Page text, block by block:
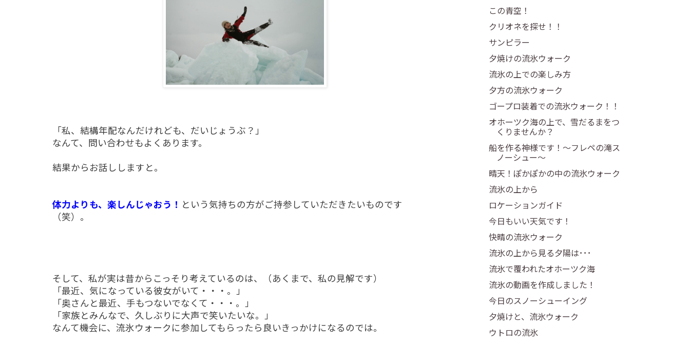
「私、結構年配なんだけれども、だいじょうぶ？」
なんて、問い合わせもよくあります。
結果からお話ししますと。
体力よりも、楽しんじゃおう！ という気持ちの方がご持参していただきたいものです
（笑）。
そして、私が実は昔からこっそり考えているのは、（あくまで、私の見解です）
「最近、気になっている彼女がいて・・・。」
「奥さんと最近、手もつないでなくて・・・。」
「家族とみんなで、久しぶりに大声で笑いたいな。」
なんて機会に、流氷ウォークに参加してもらったら良いきっかけになるのでは。
この青空！
クリオネを探せ！！
サンピラー
夕焼けの流氷ウォーク
流氷の上での楽しみ方
夕方の流氷ウォーク
ゴープロ装着での流氷ウォーク！！
オホーツク海の上で、雪だるまをつ
くりませんか？
船を作る神様です！～フレペの滝ス
ノーシュー～
晴天！ぽかぽかの中の流氷ウォーク
流氷の上から
ロケーションガイド
今日もいい天気です！
快晴の流氷ウォーク
流氷の上から見る夕陽は･･･
流氷で覆われたオホーツク海
流氷の動画を作成しました！
今日のスノーシューイング
夕焼けと、流氷ウォーク
ウトロの流氷